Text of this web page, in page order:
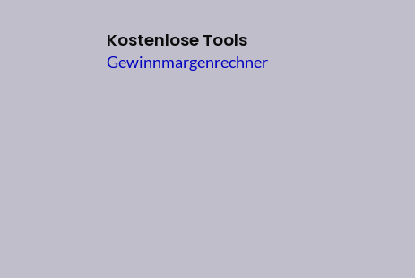
Kostenlose Tools
Gewinnmargenrechner